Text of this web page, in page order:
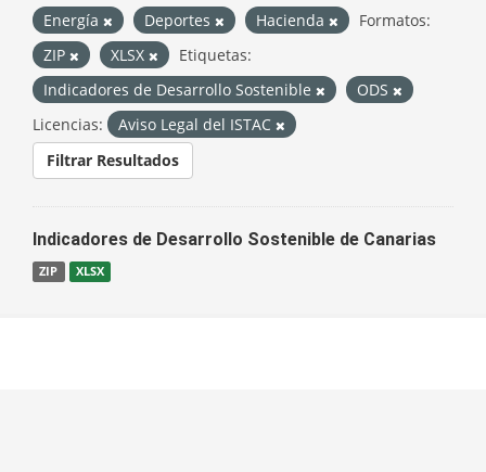
Energía
Deportes Hacienda
Formatos:
ZIP
XLSX
Etiquetas:
Indicadores de Desarrollo Sostenible
ODS
Licencias:
Aviso Legal del ISTAC
Filtrar Resultados
Indicadores de Desarrollo Sostenible de Canarias
ZIP XLSX